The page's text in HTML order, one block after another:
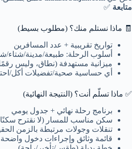
متابعة ✅
🧾 ماذا نستلم منك؟ (مطلوب بسيط)
تواريخ تقريبية + عدد المسافرين
أسلوب الرحلة: طبيعة/مدينة/
ميزانية مستهدفة (نطاق، وليس
أي حساسية صحية/تفضيلات أكل/
✅ ماذا تسلّم أنت؟ (النتيجة النهائية)
برنامج رحلة نهائي + جدول يومي
سكن مناسب للمسار (لا نقترح
تنقلات وجولات مرتبطة بالزمن
قائمة وثائق وإجراءات دخول واضحة